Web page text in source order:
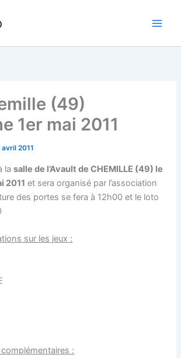
(49)
1er mai 2011
avril 2011
lasalle de l’Avault de CHEMILLE (49) le
2011 et sera organisé par l’association
des portes se fera à 12h00 et le loto
sur les jeux :
: